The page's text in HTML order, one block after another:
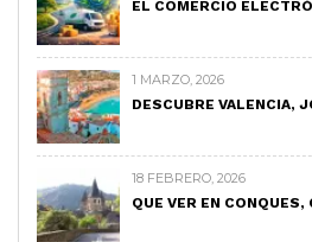
EL COMERCIO
1 MARZO, 2026
DESCUBRE VALENCIA,
18 FEBRERO, 2026
QUE VER EN CONQUES,